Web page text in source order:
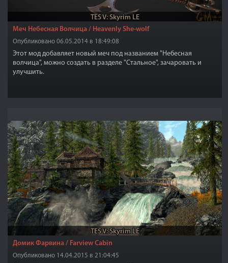
TES V: Skyrim LE
Меч Небесная Волчица / Heavenly She-wolf
Опубликовано 06.05.2014 в 18:49:08
Этот мод добавляет новый меч под названием "Небесная
волчица", можно создать в разделе "Стальное", зачаровать и
улучшить.
TES V: Skyrim LE
Домик Фарвина / Farview Cabin
Опубликовано 14.04.2015 в 21:04:45